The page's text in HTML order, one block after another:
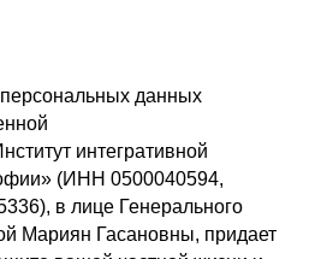
данных
интегративной
(ИНН 0500040594,
в лице Генерального
Мариян Гасановны, придает